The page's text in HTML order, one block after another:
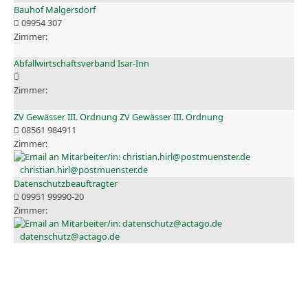
Bauhof Malgersdorf
09954 307
Abfallwirtschaftsverband Isar-Inn
ZV Gewässer III. Ordnung ZV Gewässer III. Ordnung
08561 984911
christian.hirl@postmuenster.de
Datenschutzbeauftragter
09951 99990-20
datenschutz@actago.de